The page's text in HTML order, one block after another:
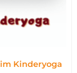
Kinderyoga